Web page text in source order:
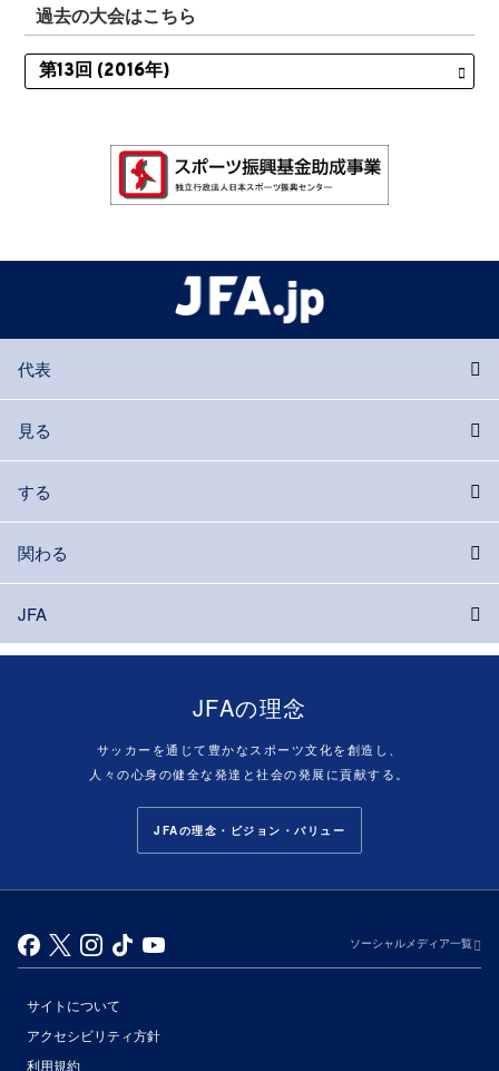
過去の大会はこちら
代表
見る
する
関わる
JFA
JFAの理念
サッカーを通じて豊かなスポーツ文化を創造し、
人々の心身の健全な発達と社会の発展に貢献する。
JFAの理念・ビジョン・バリュー
ソーシャルメディア一覧
サイトについて
アクセシビリティ方針
利用規約